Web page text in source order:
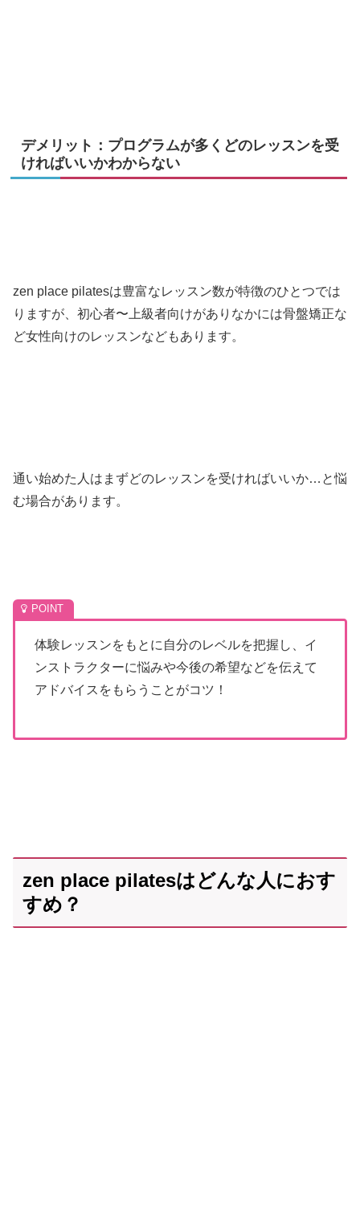
デメリット：プログラムが多くどのレッスンを受
ければいいかわからない
zen place pilatesは豊富なレッスン数が特徴のひとつでは
りますが、初心者〜上級者向けがありなかには骨盤矯正な
ど女性向けのレッスンなどもあります。
通い始めた人はまずどのレッスンを受ければいいか…と悩
む場合があります。
体験レッスンをもとに自分のレベルを把握し、イ
ンストラクターに悩みや今後の希望などを伝えて
アドバイスをもらうことがコツ！
zen place pilatesはどんな人におす
すめ？